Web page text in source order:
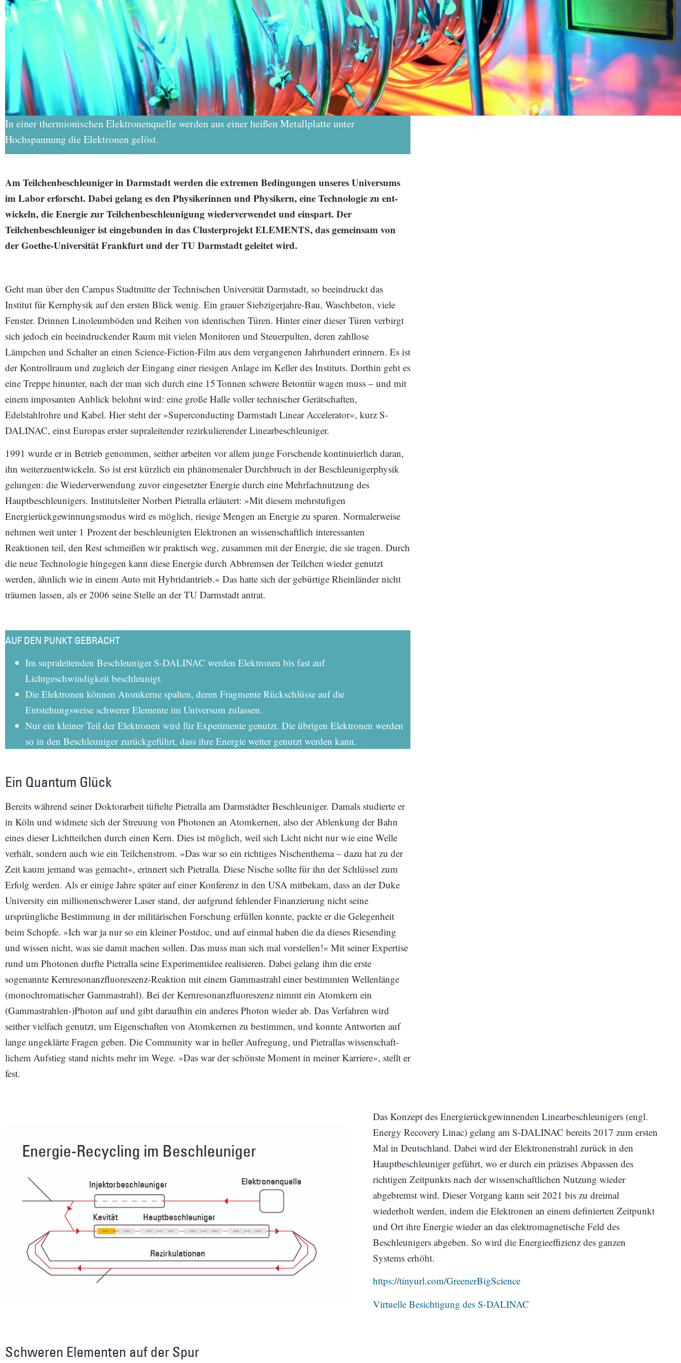
In einer thermionischen Elektronenquelle werden aus einer heißen Metallplatte unter
Hochspannung die Elektronen gelöst.
Am Teilchenbeschleuniger in Darmstadt werden die extremen Bedingungen unseres Universums
im Labor erforscht. Dabei gelang es den Physikerinnen und Physikern, eine Technologie zu ent­
wickeln, die Energie zur Teilchenbeschleunigung wiederverwendet und einspart. Der
Teilchenbeschleuniger ist eingebunden in das Clusterprojekt ELEMENTS, das gemeinsam von
der Goethe-Universität Frankfurt und der TU Darmstadt geleitet wird.
Geht man über den Campus Stadtmitte der Technischen Universität Darmstadt, so beeindruckt das
Institut für Kernphysik auf den ersten Blick wenig. Ein grauer Siebzigerjahre-Bau, Waschbeton, viele
Fenster. Drinnen Linoleumböden und Reihen von identischen Türen. Hinter einer dieser Türen verbirgt
sich jedoch ein beeindruckender Raum mit ­vielen Monitoren und Steuerpulten, deren zahllose
Lämpchen und Schalter an einen Science-­Fiction-Film aus dem vergangenen Jahrhundert erinnern. Es ist
der Kontrollraum und zugleich der Eingang einer riesigen Anlage im Keller des Instituts. Dorthin geht es
eine Treppe hinunter, nach der man sich durch eine 15 Tonnen schwere Betontür wagen muss – und mit
einem imposanten Anblick belohnt wird: eine große Halle voller technischer Gerätschaften,
Edelstahlrohre und Kabel. Hier steht der »Superconducting Darmstadt Linear Accelerator«, kurz S-
DALINAC, einst Europas erster supra­leitender rezirkulierender Linearbeschleuniger.
1991 wurde er in Betrieb genommen, seither arbeiten vor allem junge Forschende kontinuierlich daran,
ihn weiterzuentwickeln. So ist erst kürzlich ein phänomenaler Durchbruch in der Beschleunigerphysik
gelungen: die Wieder­verwendung zuvor eingesetzter Energie durch eine Mehrfachnutzung des
Hauptbeschleunigers. Institutsleiter Norbert Pietralla erläutert: »Mit diesem mehrstufigen
Energierückgewinnungsmodus wird es möglich, riesige Mengen an Energie zu sparen. Normalerweise
nehmen weit unter 1 Prozent der beschleunigten Elektronen an wissenschaftlich interessanten
Reaktionen teil, den Rest schmeißen wir praktisch weg, zusammen mit der Energie, die sie tragen. Durch
die neue Technologie hingegen kann diese Energie durch Abbremsen der Teilchen wieder genutzt
werden, ähnlich wie in einem Auto mit Hybridantrieb.« Das hatte sich der gebürtige Rhein­länder nicht
träumen lassen, als er 2006 seine Stelle an der TU Darmstadt antrat.
AUF DEN PUNKT GEBRACHT
Im supraleitenden Beschleuniger S-DALINAC werden Elektronen bis fast auf
Lichtgeschwindigkeit beschleunigt.
Die Elektronen können Atomkerne spalten, deren Fragmente Rückschlüsse auf die
Entstehungsweise schwerer Elemente im Universum zulassen.
Nur ein kleiner Teil der Elektronen wird für Experimente genutzt. Die übrigen Elektronen werden
so in den Beschleuniger zurückgeführt, dass ihre Energie weiter genutzt werden kann.
Ein Quantum Glück
Bereits während seiner Doktorarbeit tüftelte Pietralla am Darmstädter Beschleuniger. Damals studierte er
in Köln und widmete sich der Streuung von Photonen an Atomkernen, also der Ablenkung der Bahn
eines dieser Lichtteilchen durch einen Kern. Dies ist möglich, weil sich Licht nicht nur wie eine Welle
verhält, sondern auch wie ein Teilchenstrom. »Das war so ein richtiges Nischenthema – dazu hat zu der
Zeit kaum jemand was gemacht«, erinnert sich Pietralla. Diese Nische sollte für ihn der Schlüssel zum
Erfolg werden. Als er einige Jahre später auf einer Konferenz in den USA mitbekam, dass an der Duke
University ein millionenschwerer Laser stand, der aufgrund fehlender Finanzierung nicht seine
ursprüngliche Bestimmung in der militärischen Forschung erfüllen konnte, packte er die Gelegenheit
beim Schopfe. »Ich war ja nur so ein kleiner Postdoc, und auf einmal haben die da dieses Riesending
und ­wissen nicht, was sie damit machen sollen. Das muss man sich mal vorstellen!« Mit seiner Expertise
rund um Photonen durfte Pietralla seine Experimentidee realisieren. Dabei gelang ihm die erste
sogenannte Kernresonanzfluoreszenz-Reaktion mit einem Gammastrahl einer bestimmten Wellen­länge
(monochromatischer Gammastrahl). Bei der Kernresonanzfluoreszenz nimmt ein Atomkern ein
(Gammastrahlen-)Photon auf und gibt daraufhin ein anderes Photon wieder ab. Das Verfahren wird
seither vielfach genutzt, um Eigenschaften von Atomkernen zu bestimmen, und konnte Antworten auf
lange ungeklärte Fragen geben. Die Community war in heller Aufregung, und Pietrallas wissenschaft­
lichem Aufstieg stand nichts mehr im Wege. »Das war der schönste Moment in meiner Karriere«, stellt er
fest.
Das Konzept des Energierückgewinnenden Linearbeschleunigers (engl.
Energy Recovery Linac) gelang am S-DALINAC bereits 2017 zum ersten
Mal in Deutschland. Dabei wird der Elektronenstrahl zurück in den
Hauptbeschleuniger geführt, wo er durch ein präzises Abpassen des
richtigen Zeitpunkts nach der wissenschaftlichen Nutzung wieder
abgebremst wird. Dieser Vorgang kann seit 2021 bis zu dreimal
wiederholt werden, indem die Elektronen an einem definierten Zeitpunkt
und Ort ihre Energie wieder an das elektromagnetische Feld des
Beschleunigers abgeben. So wird die Energieeffizienz des ganzen
Systems erhöht.
https://tinyurl.com/GreenerBigScience
Virtuelle Besichtigung des S-DALINAC
Schweren Elementen auf der Spur